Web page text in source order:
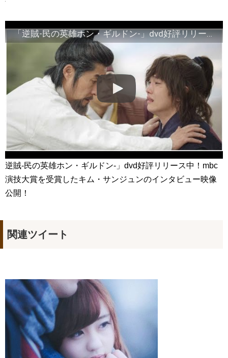
キュン必至！スペシャル映像公開！ NEW!
ソ・イングクさんもうホテル着いたかな？いよいよ
タイのフ
ァンミだ〜 ✨お留守番寂しいから一緒にホテル行ってる妄想 🤭😂
NEW!
「七日の王妃」パク・ミニョン インタビュー 7/3発売ＤＶＤ
ＳＥＴ１映像特典より NEW!
🏰 SKY Castle #Kdrama #Doramas #Netflix #KDramaBrasil
#KoreanDrama #Dorameira #KdramaEdit
「違う（ちがう）・異なる」を韓国語では？「다르다（タル
ダ）」の意味・使い方について
について
「退屈だ・暇だ」を韓国語では？「심심하다（シムシマダ）」
■韓国ドラマ『キング～Two Hearts』予告動画（日本語字幕）
について
yoon kyun sang
HSF(126)-윤균상 서울숲 벤치 (YUN Kyunsang)(4)September::
Healing in Seoul Forest (서울숲)
yoon kyun sang
ハン・ヘジン 한혜진 – Still We (여전히 우리는)
キム・テヒの弟イ・ワン♥イ・ボミ、今日（28日）結婚……
「ライフ・ オン・ マーズ」2019年11月2日TSUTAYAにて先行
レンタル開始！
(ENG SUB) Behind The Scene Hyun Bin 현빈❤️ 손예진 Son Ye
Jin-Crash Landing On You/ヒョンビン❤️ソンイェジン / エンジョイ❕
ユン・ギュンサン、番組にも登場した愛猫が急死…イ・ソンギ
ョンら同僚芸能人から慰めの言葉が続々 – Taka News
「逆賊-民の英雄ホン・ギルドン-」dvd好評リリース中！mbc演技大賞を受賞したキム・サンジュンのインタビュー映像公開！
逆賊-民の英雄ホン・ギルドン-」dvd好評リリース中！mbc
演技大賞を受賞したキム・サンジュンのインタビュー映像
公開！
関連ツイート